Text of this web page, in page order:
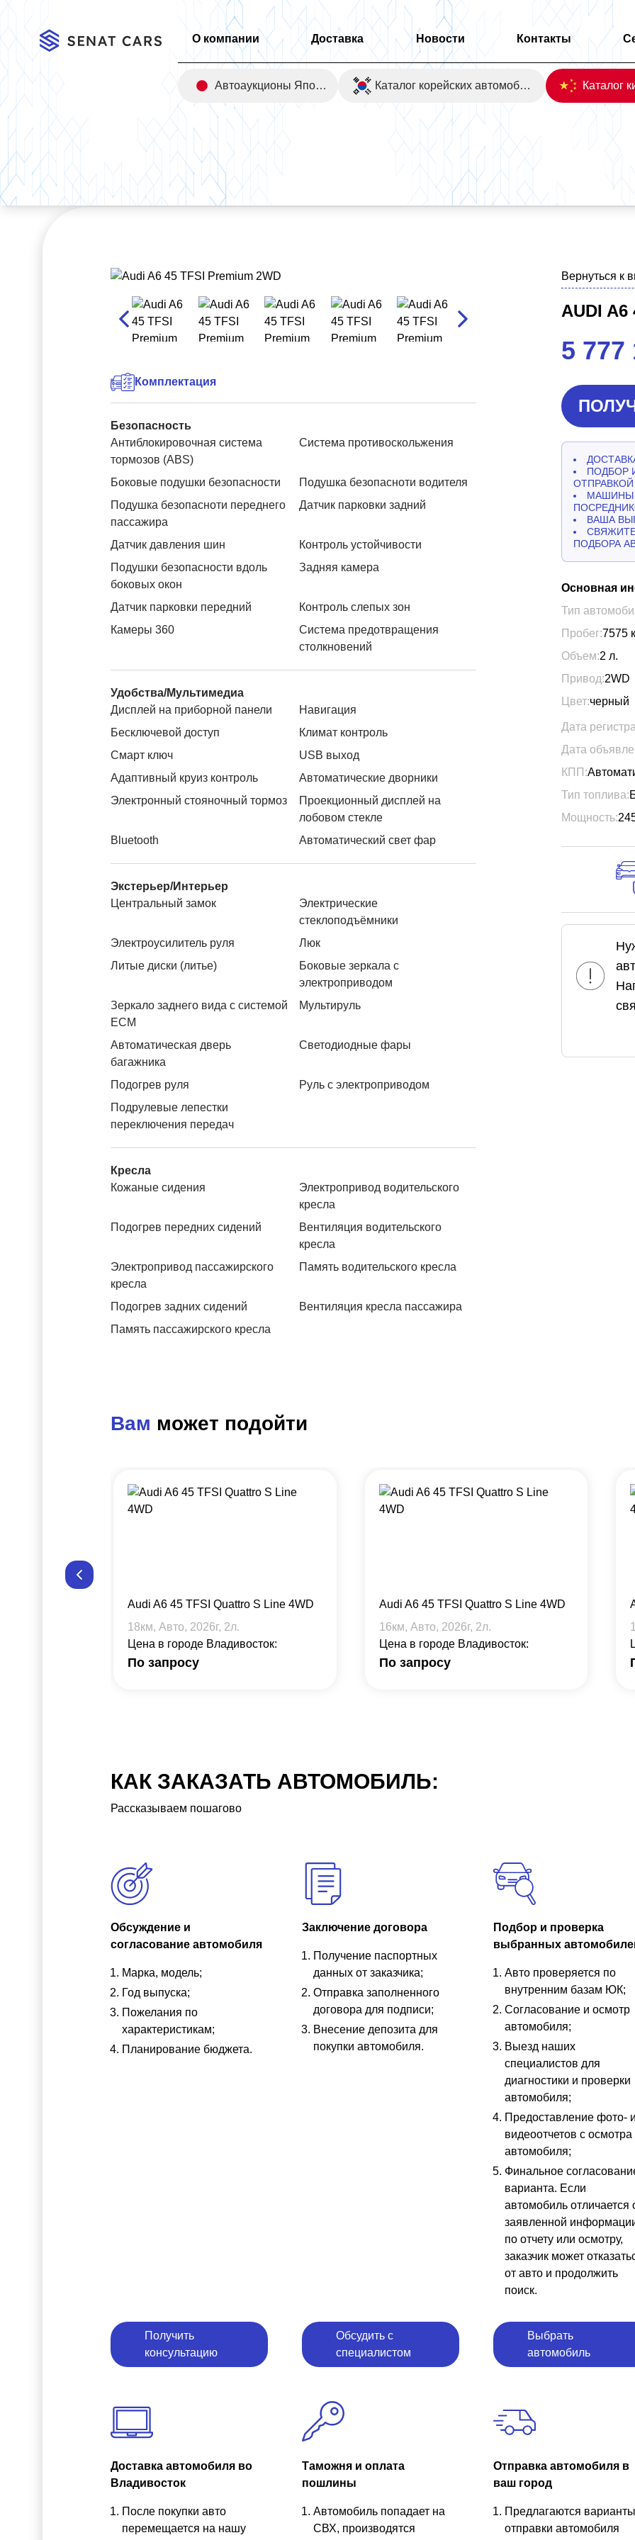
О компании Доставка Новости Контакты
Автоаукционы Японии Каталог корейских автомобилей
Главная/Каталог Audi A6 45 TFSI Premium 2WD
Комплектация
Безопасность
Антиблокировочная система
тормозов (ABS)
Система противоскольжения
Боковые подушки безопасности
Подушка безопасноти водителя
Подушка безопасноти переднего
пассажира
Датчик парковки задний
Датчик давления шин
Контроль устойчивости
Подушки безопасности вдоль
боковых окон
Задняя камера
Датчик парковки передний
Контроль слепых зон
Камеры 360
Система предотвращения
столкновений
Удобства/Мультимедиа
Дисплей на приборной панели
Навигация
Бесключевой доступ
Климат контроль
Смарт ключ
USB выход
Адаптивный круиз контроль
Автоматические дворники
Электронный стояночный тормоз
Проекционный дисплей на
лобовом стекле
Bluetooth
Автоматический свет фар
Экстерьер/Интерьер
Центральный замок
Электрические
стеклоподъёмники
Электроусилитель руля
Люк
Литые диски (литье)
Боковые зеркала с
электроприводом
Зеркало заднего вида с системой
ЕСМ
Мультируль
Автоматическая дверь
багажника
Светодиодные фары
Подогрев руля
Руль с электроприводом
Подрулевые лепестки
переключения передач
Кресла
Кожаные сидения
Электропривод водительского
кресла
Подогрев передних сидений
Вентиляция водительского
кресла
Электропривод пассажирского
кресла
Память водительского кресла
Подогрев задних сидений
Вентиляция кресла пассажира
Память пассажирского кресла
Вернуться к
AUDI A6
5 777
ПОДБОР
ОТПРАВКОЙ
МАШИНЫ
ВАША
ПОДБОРА
Основная
Тип
Пробег:7575
Объем:2 л.
Привод:2WD
Цвет:черный
Дата
Дата
КПП:
Тип топлива:
Мощность:
Вам может подойти
Audi A6 45 TFSI Quattro S Line 4WD
18км, Авто, 2026г, 2л.
Цена в городе Владивосток:
По запросу
Audi A6 45 TFSI Quattro S Line 4WD
16км, Авто, 2026г, 2л.
Цена в городе Владивосток:
По запросу
КАК ЗАКАЗАТЬ АВТОМОБИЛЬ:
Рассказываем пошагово
Обсуждение и
согласование автомобиля
Марка, модель;
Год выпуска;
Пожелания по
характеристикам;
Планирование бюджета.
Получить
консультацию
Заключение договора
Получение паспортных
данных от заказчика;
Отправка заполненного
договора для подписи;
Внесение депозита для
покупки автомобиля.
Обсудить с
специалистом
Подбор и проверка
выбранных
Авто проверяется по
внутренним базам ЮК;
Согласование и осмотр
автомобиля;
Выезд наших
специалистов для
диагностики и проверки
автомобиля;
Предоставление фото- и
видеоотчетов с осмотра
автомобиля;
Финальное
варианта. Если
автомобиль отличается
заявленной
по отчету или осмотру,
заказчик может
от авто и продолжить
поиск.
Выбрать
автомобиль
Доставка автомобиля во
Владивосток
После покупки авто
перемещается на нашу
Таможня и оплата
пошлины
Автомобиль попадает на
СВХ, производятся
Отправка автомобиля в
ваш город
Предлагаются варианты
отправки автомобиля